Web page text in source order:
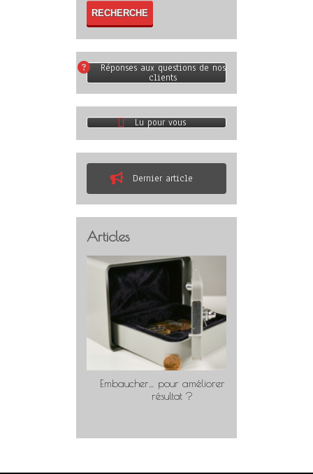
Réponses aux questions de nos
clients
Lu pour vous
Dernier article
Articles
Embaucher… pour améliorer son
résultat ?